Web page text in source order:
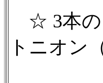
☆ 3本の
トニオン